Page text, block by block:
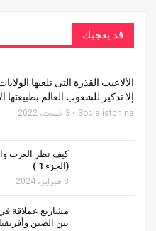
قد يعجبك
الألاعيب القذرة التى تلعبها
إلا تذكير للشعوب العالم بطبيعتها
Socialistchina 3 غشت، 2022
كيف نظر العرب
(الجزء 1 )
8 فبراير، 2024
مشاريع عملاقة
بين الصين وأفريقيا